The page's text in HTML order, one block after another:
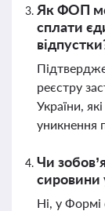
Як ФОП
сплати
реєстру
України,
уникнення
Чи
сировини
Ні, у